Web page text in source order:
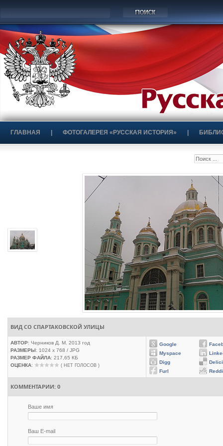
ГЛАВНАЯ ФОТОГАЛЕРЕЯ «РУССКАЯ ИСТОРИЯ»
ВИД СО СПАРТАКОВСКОЙ УЛИЦЫ
АВТОР: Черников Д. М. 2013 год
РАЗМЕРЫ: 1024 x 768 / JPG
РАЗМЕР ФАЙЛА: 217,65 КБ
ОЦЕНКА: ( НЕТ ГОЛОСОВ )
Google
Myspace
Digg
Furl
КОММЕНТАРИИ: 0
Ваше имя
Ваш E-mail